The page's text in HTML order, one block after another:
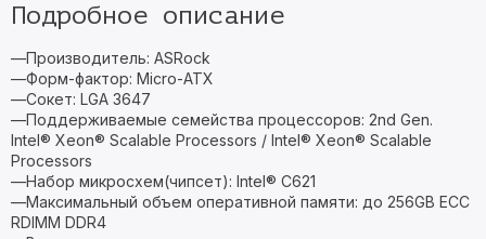
Подробное описание
—Производитель: ASRock
—Форм-фактор: Micro-ATX
—Сокет: LGA 3647
—Поддерживаемые семейства процессоров: 2nd Gen.
Intel® Xeon® Scalable Processors / Intel® Xeon® Scalable
Processors
—Набор микросхем(чипсет): Intel® C621
—Максимальный объем оперативной памяти: до 256GB ECC
RDIMM DDR4